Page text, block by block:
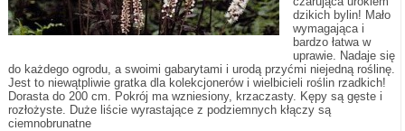
dzikich bylin! Mało
wymagająca i
bardzo łatwa w
uprawie. Nadaje się
do każdego ogrodu, a swoimi gabarytami i urodą przyćmi niejedną roślinę.
Jest to niewątpliwie gratka dla kolekcjonerów i wielbicieli roślin rzadkich!
Dorasta do 200 cm. Pokrój ma wzniesiony, krzaczasty. Kępy są gęste i
rozłożyste. Duże liście wyrastające z podziemnych kłączy są
ciemnobrunatne